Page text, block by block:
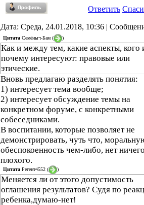
Ответить
Дата: Среда, 24.01.2018, 10:36 |
Цитата Семёныч-Бам ( )
Как и между тем, какие аспекты, кого
почему интересуют: правовые или
этические.
Вновь предлагаю разделять понятия:
1) интересует тема вообще;
2) интересует обсуждение темы на
конкретном форуме, с конкретными
собеседниками.
В воспитании, которые позволяет не
демонстрировать, чуть что,
обеспокоенность чем-либо, нет
плохого.
Цитата Регент4552 ( )
Меняется ли от этого допустимость
оглашения результатов? Судя по
ребенка,думаю-нет!